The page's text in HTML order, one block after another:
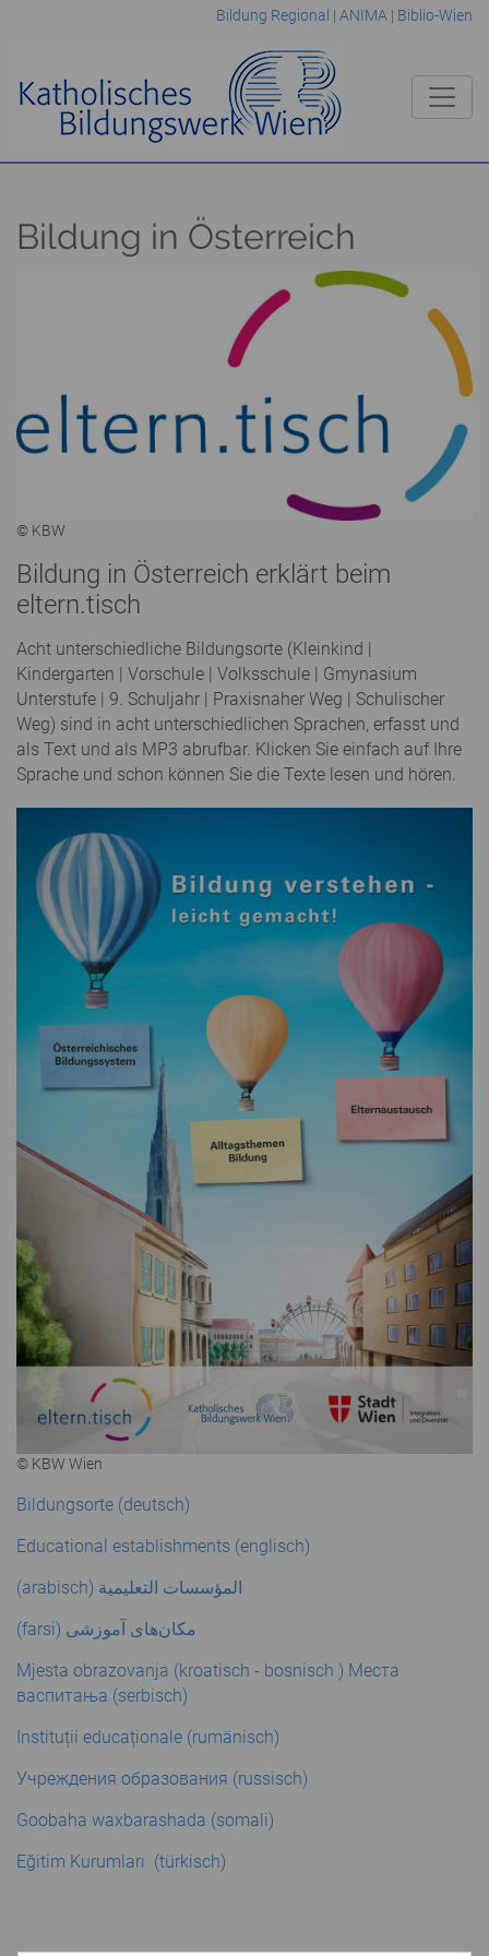
Bildung Regional | ANIMA | Biblio-Wien
Bildung in Österreich
© KBW
Bildung in Österreich erklärt beim
eltern.tisch
Acht unterschiedliche Bildungsorte (Kleinkind |
Kindergarten | Vorschule | Volksschule | Gmynasium
Unterstufe | 9. Schuljahr | Praxisnaher Weg | Schulischer
Weg) sind in acht unterschiedlichen Sprachen, erfasst und
als Text und als MP3 abrufbar. Klicken Sie einfach auf Ihre
Sprache und schon können Sie die Texte lesen und hören.
© KBW Wien
Bildungsorte (deutsch)
Educational establishments (englisch)
(arabisch) المؤسسات التعليمية
(farsi) مکان‌های آموزشی
Mjesta obrazovanja (kroatisch - bosnisch ) Места
васпитања (serbisch)
Instituții educaționale (rumänisch)
Учреждения образования (russisch)
Goobaha waxbarashada (somali)
Eğitim Kurumları (türkisch)